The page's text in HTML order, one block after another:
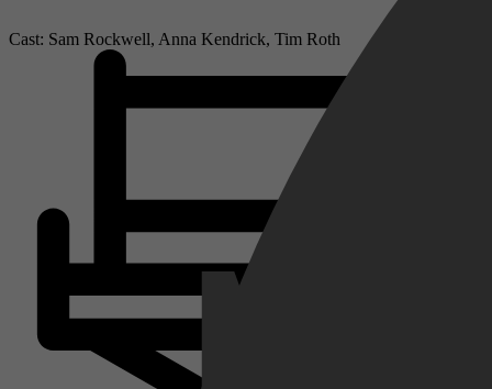
Cast: Sam Rockwell, Anna Kendrick, Tim Roth